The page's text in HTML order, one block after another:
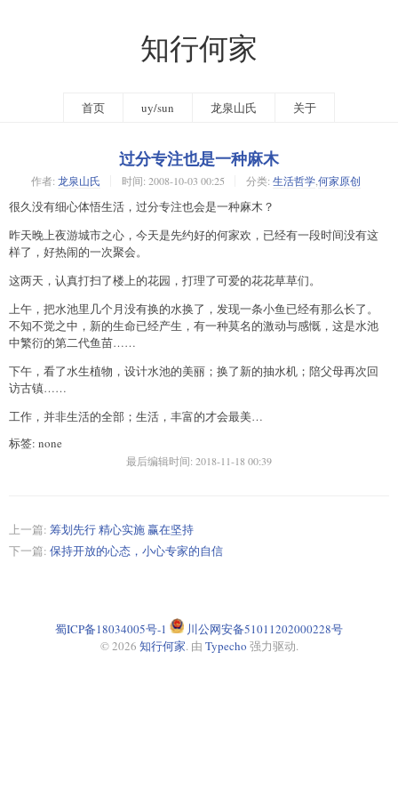
知行何家
首页 uy/sun 龙泉山氏 关于
过分专注也是一种麻木
作者: 龙泉山氏 时间: 2008-10-03 00:25 分类: 生活哲学,何家原创
很久没有细心体悟生活，过分专注也会是一种麻木？
昨天晚上夜游城市之心，今天是先约好的何家欢，已经有一段时间没有这
样了，好热闹的一次聚会。
这两天，认真打扫了楼上的花园，打理了可爱的花花草草们。
上午，把水池里几个月没有换的水换了，发现一条小鱼已经有那么长了。
不知不觉之中，新的生命已经产生，有一种莫名的激动与感慨，这是水池
中繁衍的第二代鱼苗……
下午，看了水生植物，设计水池的美丽；换了新的抽水机；陪父母再次回
访古镇……
工作，并非生活的全部；生活，丰富的才会最美…
标签: none
最后编辑时间: 2018-11-18 00:39
上一篇: 筹划先行 精心实施 赢在坚持
下一篇: 保持开放的心态，小心专家的自信
蜀ICP备18034005号-1
川公网安备51011202000228号
© 2026 知行何家. 由 Typecho 强力驱动.